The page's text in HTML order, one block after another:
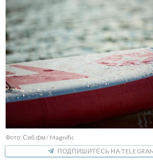
Фото: Сиб.фм / Magnific
ПОДПИШИТЕСЬ НА